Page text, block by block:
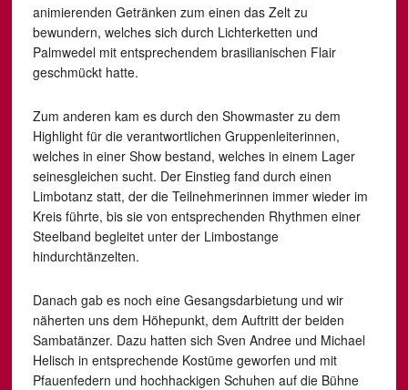
animierenden Getränken zum einen das Zelt zu
bewundern, welches sich durch Lichterketten und
Palmwedel mit entsprechendem brasilianischen Flair
geschmückt hatte.
Zum anderen kam es durch den Showmaster zu dem
Highlight für die verantwortlichen Gruppenleiterinnen,
welches in einer Show bestand, welches in einem Lager
seinesgleichen sucht. Der Einstieg fand durch einen
Limbotanz statt, der die Teilnehmerinnen immer wieder im
Kreis führte, bis sie von entsprechenden Rhythmen einer
Steelband begleitet unter der Limbostange
hindurchtänzelten.
Danach gab es noch eine Gesangsdarbietung und wir
näherten uns dem Höhepunkt, dem Auftritt der beiden
Sambatänzer. Dazu hatten sich Sven Andree und Michael
Helisch in entsprechende Kostüme geworfen und mit
Pfauenfedern und hochhackigen Schuhen auf die Bühne